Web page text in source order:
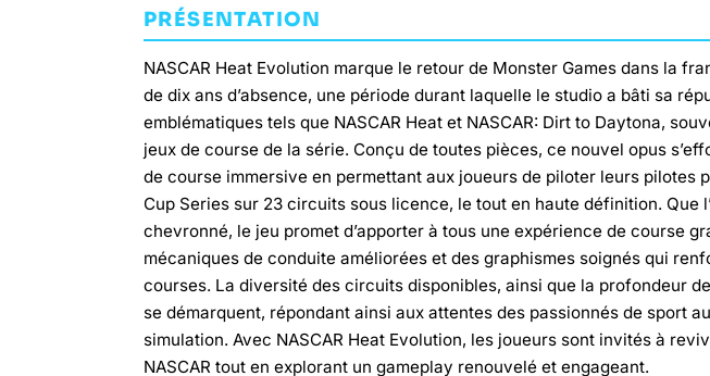
PRÉSENTATION
NASCAR Heat Evolution marque le retour de Monster Games dans la
de dix ans d’absence, une période durant laquelle le studio a bâti sa
emblématiques tels que NASCAR Heat et NASCAR: Dirt to Daytona,
jeux de course de la série. Conçu de toutes pièces, ce nouvel opus
de course immersive en permettant aux joueurs de piloter leurs pilotes
Cup Series sur 23 circuits sous licence, le tout en haute définition. Que
chevronné, le jeu promet d’apporter à tous une expérience de course
mécaniques de conduite améliorées et des graphismes soignés qui
courses. La diversité des circuits disponibles, ainsi que la profondeur
se démarquent, répondant ainsi aux attentes des passionnés de sport
simulation. Avec NASCAR Heat Evolution, les joueurs sont invités à
NASCAR tout en explorant un gameplay renouvelé et engageant.